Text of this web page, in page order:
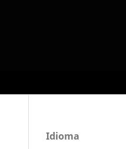
Idioma